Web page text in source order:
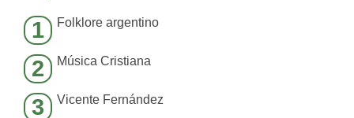
1 Folklore argentino
2 Música Cristiana
3 Vicente Fernández